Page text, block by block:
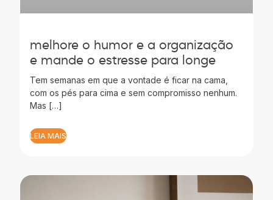
melhore o humor e a organização
e mande o estresse para longe
Tem semanas em que a vontade é ficar na cama,
com os pés para cima e sem compromisso nenhum.
Mas […]
LEIA MAIS